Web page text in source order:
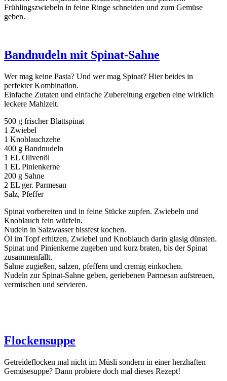
Frühlingszwiebeln in feine Ringe schneiden und zum Gemüse
geben.
Bandnudeln mit Spinat-Sahne
Wer mag keine Pasta? Und wer mag Spinat? Hier beides in
perfekter Kombination.
Einfache Zutaten und einfache Zubereitung ergeben eine wirklich
leckere Mahlzeit.
500 g frischer Blattspinat
1 Zwiebel
1 Knoblauchzehe
400 g Bandnudeln
1 EL Olivenöl
1 EL Pinienkerne
200 g Sahne
2 EL ger. Parmesan
Salz, Pfeffer
Spinat vorbereiten und in feine Stücke zupfen. Zwiebeln und
Knoblauch fein würfeln.
Nudeln in Salzwasser bissfest kochen.
Öl im Topf erhitzen, Zwiebel und Knoblauch darin glasig dünsten.
Spinat und Pinienkerne zugeben und kurz braten, bis der Spinat
zusammenfällt.
Sahne zugießen, salzen, pfeffern und cremig einkochen.
Nudeln zur Spinat-Sahne geben, geriebenen Parmesan aufstreuen,
vermischen und servieren.
Flockensuppe
Getreideflocken mal nicht im Müsli sondern in einer herzhaften
Gemüsesuppe? Dann probiere doch mal dieses Rezept!